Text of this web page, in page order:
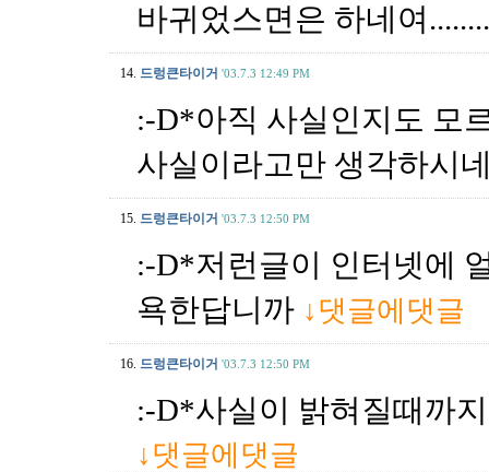
바귀었스면은 하네여
14. 드렁큰타이거 '03.7.3 12:49 PM
:-D*아직 사실인지도 모
사실이라고만 생각하시
15. 드렁큰타이거 '03.7.3 12:50 PM
:-D*저런글이 인터넷에
욕한답니까 ↓댓글에댓글
16. 드렁큰타이거 '03.7.3 12:50 PM
:-D*사실이 밝혀질때까
↓댓글에댓글